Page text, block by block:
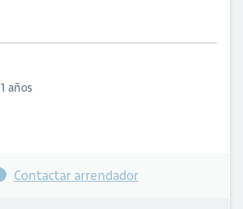
1 años
Contactar arrendador